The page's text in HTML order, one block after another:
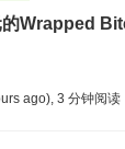
的Wrapped
ago) 3 分钟阅读